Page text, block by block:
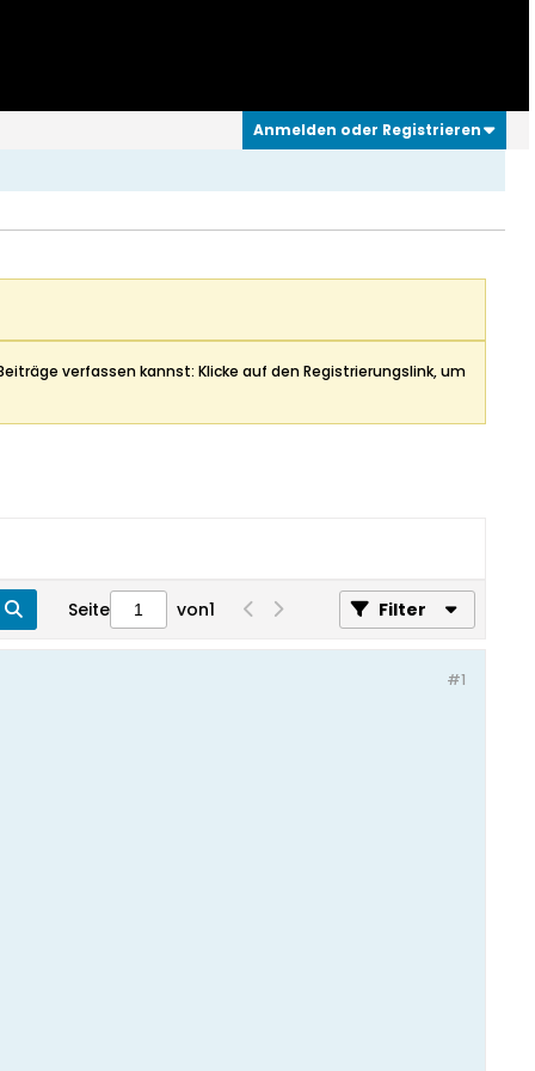
Anmelden oder Registrieren
verfassen kannst: Klicke auf den Registrierungslink, um
Seite von1 Filter
#1